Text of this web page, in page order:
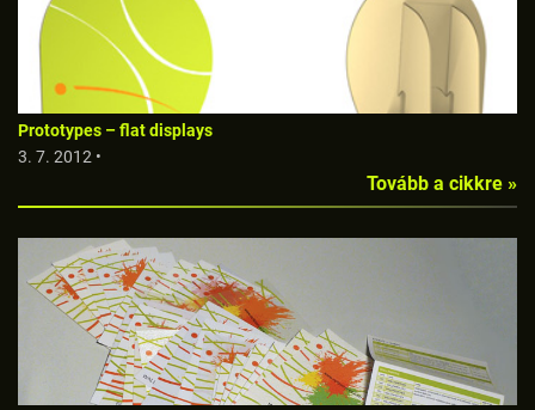
Prototypes – flat displays
3. 7. 2012 •
Tovább a cikkre »